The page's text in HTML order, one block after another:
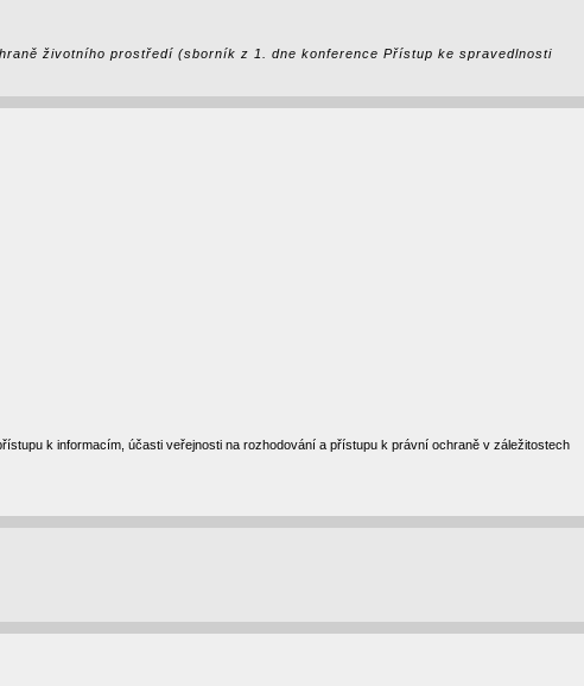
životního prostředí (sborník z 1. dne konference Přístup ke spravedlnosti
k informacím, účasti veřejnosti na rozhodování a přístupu k právní ochraně v záležitostech